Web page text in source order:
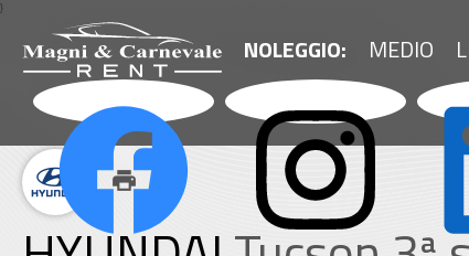
NOLEGGIO: MEDIO
}
print